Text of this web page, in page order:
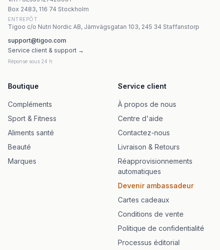
Octagon Pre Workout, Lemon Strike - 260g | Stacker2
Box 2483, 116 74 Stockholm
ENTREPÔT
Tigoo c/o Nutri Nordic AB, Järnvägsgatan 103, 245 34 Staffanstorp
support@tigoo.com
Service client & support →
Réponse sous 24 h
Boutique
Compléments
Sport & Fitness
Aliments santé
Beauté
Marques
Service client
À propos de nous
Centre d'aide
Contactez-nous
Livraison & Retours
Réapprovisionnements
automatiques
Devenir ambassadeur
Cartes cadeaux
Conditions de vente
Politique de confidentialité
Processus éditorial